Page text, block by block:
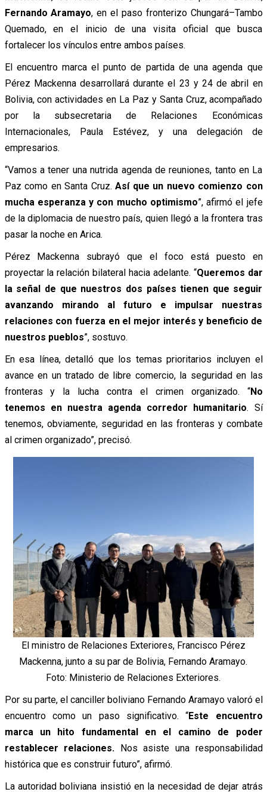
Fernando Aramayo, en el paso fronterizo Chungará–Tambo
Quemado, en el inicio de una visita oficial que busca
fortalecer los vínculos entre ambos países.
El encuentro marca el punto de partida de una agenda que
Pérez Mackenna desarrollará durante el 23 y 24 de abril en
Bolivia, con actividades en La Paz y Santa Cruz, acompañado
por la subsecretaria de Relaciones Económicas
Internacionales, Paula Estévez, y una delegación de
empresarios.
“Vamos a tener una nutrida agenda de reuniones, tanto en La
Paz como en Santa Cruz. Así que un nuevo comienzo con
mucha esperanza y con mucho optimismo”, afirmó el jefe
de la diplomacia de nuestro país, quien llegó a la frontera tras
pasar la noche en Arica.
Pérez Mackenna subrayó que el foco está puesto en
proyectar la relación bilateral hacia adelante. “Queremos dar
la señal de que nuestros dos países tienen que seguir
avanzando mirando al futuro e impulsar nuestras
relaciones con fuerza en el mejor interés y beneficio de
nuestros pueblos”, sostuvo.
En esa línea, detalló que los temas prioritarios incluyen el
avance en un tratado de libre comercio, la seguridad en las
fronteras y la lucha contra el crimen organizado. “No
tenemos en nuestra agenda corredor humanitario. Sí
tenemos, obviamente, seguridad en las fronteras y combate
al crimen organizado”, precisó.
El ministro de Relaciones Exteriores, Francisco Pérez
Mackenna, junto a su par de Bolivia, Fernando Aramayo.
Foto: Ministerio de Relaciones Exteriores.
Por su parte, el canciller boliviano Fernando Aramayo valoró el
encuentro como un paso significativo. “Este encuentro
marca un hito fundamental en el camino de poder
restablecer relaciones. Nos asiste una responsabilidad
histórica que es construir futuro”, afirmó.
La autoridad boliviana insistió en la necesidad de dejar atrás